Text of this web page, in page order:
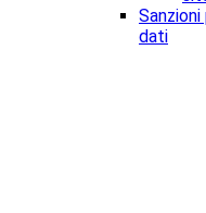
dati